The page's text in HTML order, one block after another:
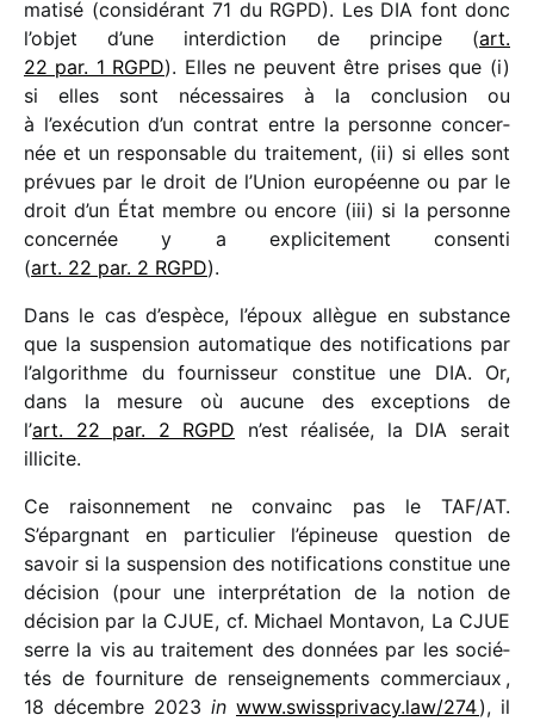
ma­tisé (consi­dé­rant 71 du RGPD). Les DIA font donc
l’objet d’une inter­dic­tion de prin­cipe (art.
22 par. 1 RGPD). Elles ne peuvent être prises que (i)
si elles sont néces­saires à la conclu­sion ou
à l’exécution d’un contrat entre la personne concer­
née et un respon­sable du trai­te­ment, (ii) si elles sont
prévues par le droit de l’Union euro­péenne ou par le
droit d’un État membre ou encore (iii) si la personne
concer­née y a expli­ci­te­ment consenti
(art. 22 par. 2 RGPD).
Dans le cas d’espèce, l’époux allègue en substance
que la suspen­sion auto­ma­tique des noti­fi­ca­tions par
l’algorithme du four­nis­seur consti­tue une DIA. Or,
dans la mesure où aucune des excep­tions de
l’art. 22 par. 2 RGPD n’est réali­sée, la DIA serait
illicite.
Ce raison­ne­ment ne convainc pas le TAF/​AT.
S’épargnant en parti­cu­lier l’épineuse ques­tion de
savoir si la suspen­sion des noti­fi­ca­tions consti­tue une
déci­sion (pour une inter­pré­ta­tion de la notion de
déci­sion par la CJUE, cf. Michael Montavon, La CJUE
serre la vis au trai­te­ment des données par les socié­
tés de four­ni­ture de rensei­gne­ments commer­ciaux ,
18 décembre 2023 in www​.swiss​pri​vacy​.law/​274), il